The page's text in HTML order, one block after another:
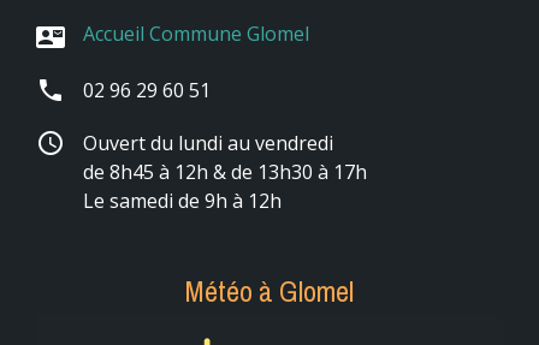
contact_mail Accueil Commune Glomel
phone 02 96 29 60 51
schedule
Ouvert du lundi au vendredi
de 8h45 à 12h & de 13h30 à 17h
Le samedi de 9h à 12h
Météo à Glomel